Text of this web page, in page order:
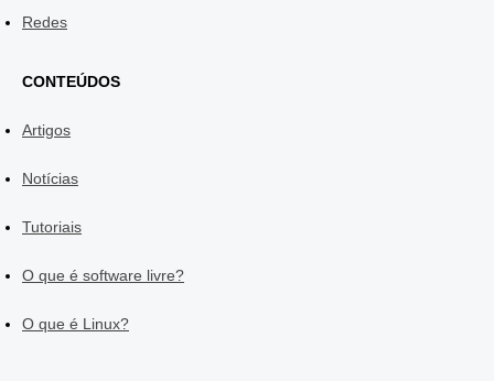
Redes
CONTEÚDOS
Artigos
Notícias
Tutoriais
O que é software livre?
O que é Linux?